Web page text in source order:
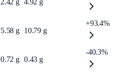
2.42 g 4.92 g
5.58 g 10.79 g
+93.4%
0.72 g 0.43 g
-40.3%